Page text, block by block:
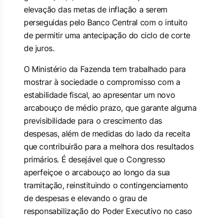
elevação das metas de inflação a serem
perseguidas pelo Banco Central com o intuito
de permitir uma antecipação do ciclo de corte
de juros.
O Ministério da Fazenda tem trabalhado para
mostrar à sociedade o compromisso com a
estabilidade fiscal, ao apresentar um novo
arcabouço de médio prazo, que garante alguma
previsibilidade para o crescimento das
despesas, além de medidas do lado da receita
que contribuirão para a melhora dos resultados
primários. É desejável que o Congresso
aperfeiçoe o arcabouço ao longo da sua
tramitação, reinstituindo o contingenciamento
de despesas e elevando o grau de
responsabilização do Poder Executivo no caso